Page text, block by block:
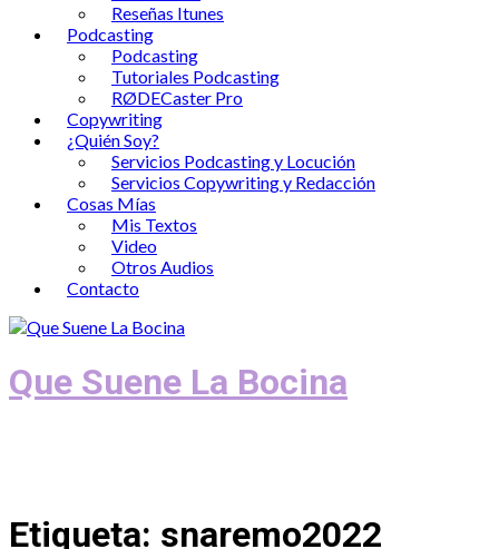
Reseñas Itunes
Podcasting
Podcasting
Tutoriales Podcasting
RØDECaster Pro
Copywriting
¿Quién Soy?
Servicios Podcasting y Locución
Servicios Copywriting y Redacción
Cosas Mías
Mis Textos
Video
Otros Audios
Contacto
Que Suene La Bocina
Etiqueta: snaremo2022